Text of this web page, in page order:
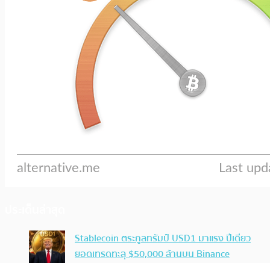
Stablecoin ตระกูลทรัมป์ USD1 มาแรง ปีเดียว
ยอดเทรดทะลุ $50,000 ล้านบน Binance